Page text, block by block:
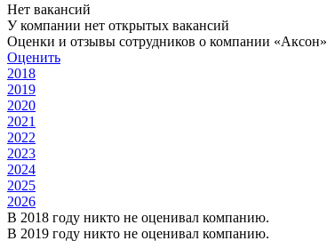
Нет вакансий
У компании нет открытых вакансий
Оценки и отзывы сотрудников о компании «Аксон»
Оценить
2018
2019
2020
2021
2022
2023
2024
2025
2026
В 2018 году никто не оценивал компанию.
В 2019 году никто не оценивал компанию.